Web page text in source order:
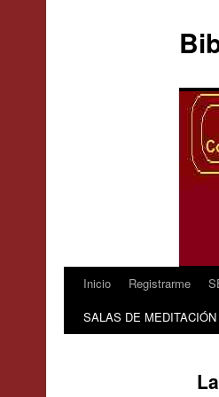
Inicio Registrarme
SALAS DE MEDITACIÓN